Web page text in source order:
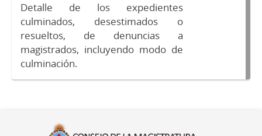
Detalle de los expedientes
culminados, desestimados o
resueltos, de denuncias a
magistrados, incluyendo modo de
culminación.